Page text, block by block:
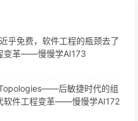
乎免费，软件工程的瓶颈去了
变革——慢慢学AI173
Topologies——后敏捷时代的组
软件工程变革——慢慢学AI172